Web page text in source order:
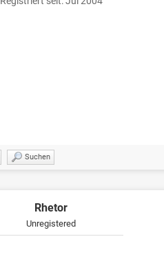
Suchen
Rhetor
Unregistered